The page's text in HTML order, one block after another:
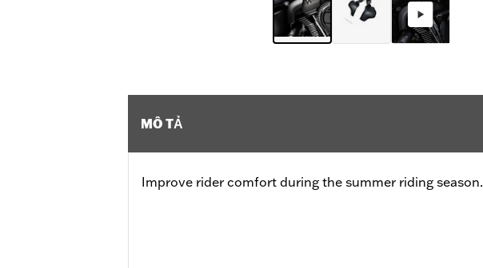
MÔ TẢ
Improve rider comfort during the summer riding season.